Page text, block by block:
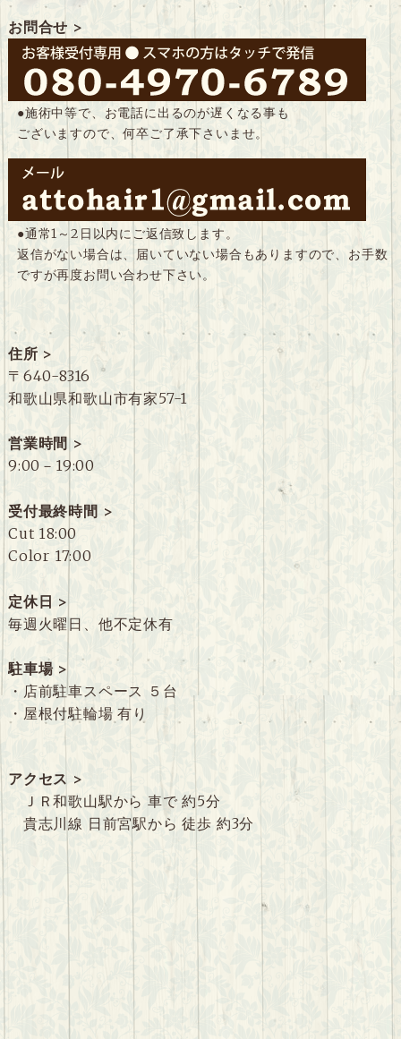
お問合せ >
●施術中等で、お電話に出るのが遅くなる事も
ございますので、何卒ご了承下さいませ。
●通常1～2日以内にご返信致します。
返信がない場合は、届いていない場合もありますので、お手数
ですが再度お問い合わせ下さい。
住所 >
〒640-8316
和歌山県和歌山市有家57-1
営業時間 >
9:00－19:00
受付最終時間 >
Cut 18:00
Color 17:00
定休日 >
毎週火曜日、他不定休有
駐車場 >
・店前駐車スペース ５台
・屋根付駐輪場 有り
アクセス >
ＪＲ和歌山駅から 車で 約5分
貴志川線 日前宮駅から 徒歩 約3分